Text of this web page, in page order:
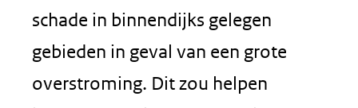
schade in binnendijks gelegen
gebieden in geval van een grote
overstroming. Dit zou helpen